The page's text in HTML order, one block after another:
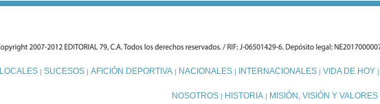
LOCALES| SUCESOS| AFICIÓN DEPORTIVA| NACIONALES| INTERNACIONALES| VIDA DE HOY |
NOSOTROS | HISTORIA | MISIÓN, VISIÓN Y VALORES